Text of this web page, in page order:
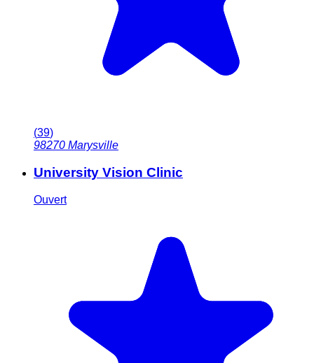
(39)
98270 Marysville
University Vision Clinic
Ouvert